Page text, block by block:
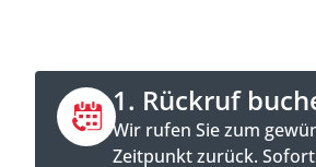
1. Rückruf
Wir rufen Sie zum
Zeitpunkt zurück.